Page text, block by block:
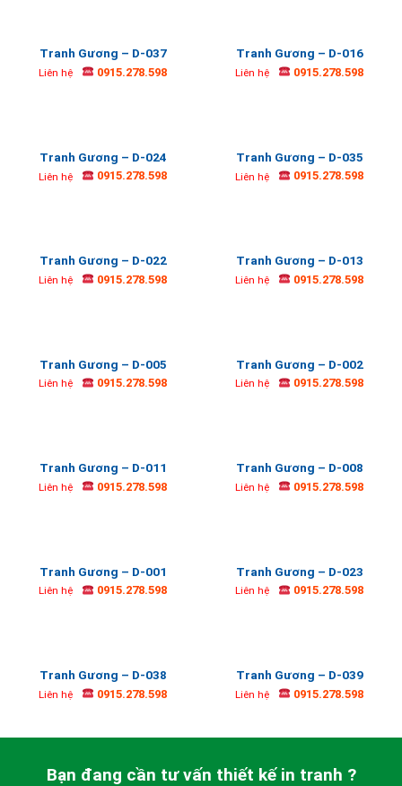
Tranh Gương – D-037
Liên hệ 0915.278.598
Tranh Gương – D-016
Liên hệ 0915.278.598
Tranh Gương – D-024
Liên hệ 0915.278.598
Tranh Gương – D-035
Liên hệ 0915.278.598
Tranh Gương – D-022
Liên hệ 0915.278.598
Tranh Gương – D-013
Liên hệ 0915.278.598
Tranh Gương – D-005
Liên hệ 0915.278.598
Tranh Gương – D-002
Liên hệ 0915.278.598
Tranh Gương – D-011
Liên hệ 0915.278.598
Tranh Gương – D-008
Liên hệ 0915.278.598
Tranh Gương – D-001
Liên hệ 0915.278.598
Tranh Gương – D-023
Liên hệ 0915.278.598
Tranh Gương – D-038
Liên hệ 0915.278.598
Tranh Gương – D-039
Liên hệ 0915.278.598
Bạn đang cần tư vấn thiết kế in tranh ?